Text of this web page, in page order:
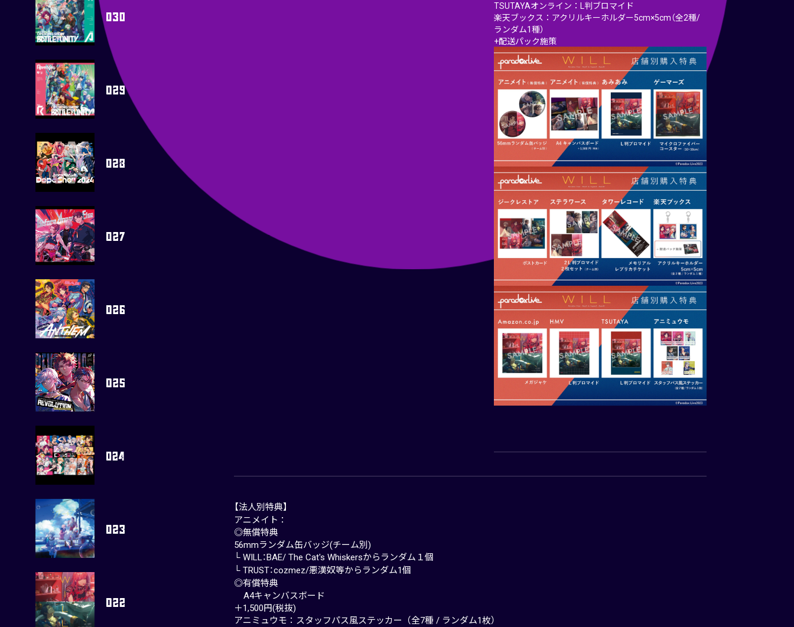
TSUTAYAオンライン：L判ブロマイド
楽天ブックス：アクリルキーホルダー5cm×5cm（全2種/
ランダム1種）
+配送パック施策
【法人別特典】
アニメイト：
◎無償特典
56mmランダム缶バッジ(チーム別)
└ WILL：BAE/ The Cat's Whiskersからランダム１個
└ TRUST：cozmez/悪漢奴等からランダム1個
◎有償特典
A4キャンバスボード
＋1,500円(税抜)
アニミュウモ：スタッフパス風ステッカー（全7種 / ランダム1枚）